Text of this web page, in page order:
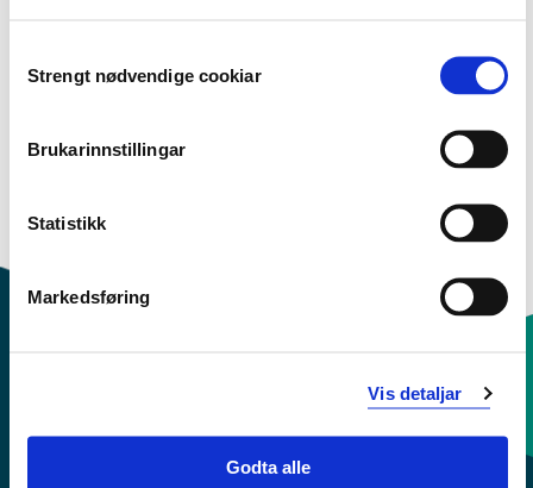
Selection
Strengt nødvendige cookiar
Brukarinnstillingar
Statistikk
Markedsføring
Vis detaljar
Godta alle
Endra 06.08.20
Kontaktinfo og opningstider
Sentralbord: 55 58 58 00